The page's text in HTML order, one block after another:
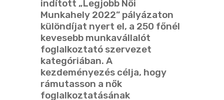
indított „Legjobb Női
Munkahely 2022” pályázaton
különdíjat nyert el, a 250 főnél
kevesebb munkavállalót
foglalkoztató szervezet
kategóriában. A
kezdeményezés célja, hogy
rámutasson a nők
foglalkoztatásának